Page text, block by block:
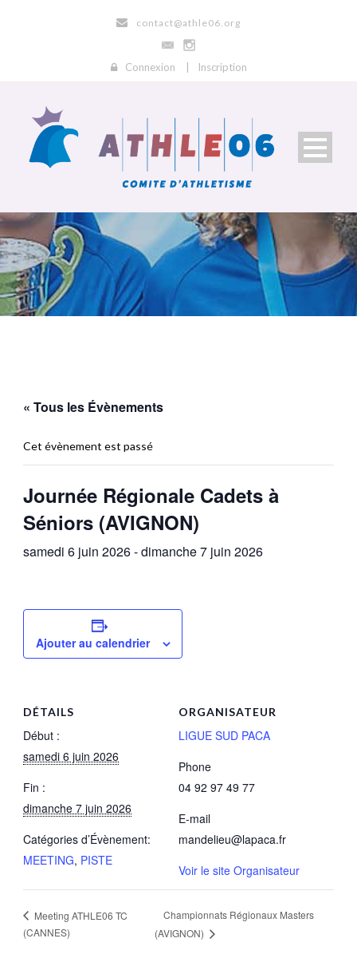
contact@athle06.org
Connexion Inscription
« Tous les Évènements
Cet évènement est passé
Journée Régionale Cadets à
Séniors (AVIGNON)
samedi 6 juin 2026-dimanche 7 juin 2026
Ajouter au calendrier
DÉTAILS
Début :
samedi 6 juin 2026
Fin :
dimanche 7 juin 2026
Catégories d’Évènement:
MEETING, PISTE
ORGANISATEUR
LIGUE SUD PACA
Phone
04 92 97 49 77
E-mail
mandelieu@lapaca.fr
Voir le site Organisateur
Meeting ATHLE06 TC
(CANNES)
Championnats Régionaux Masters
(AVIGNON)